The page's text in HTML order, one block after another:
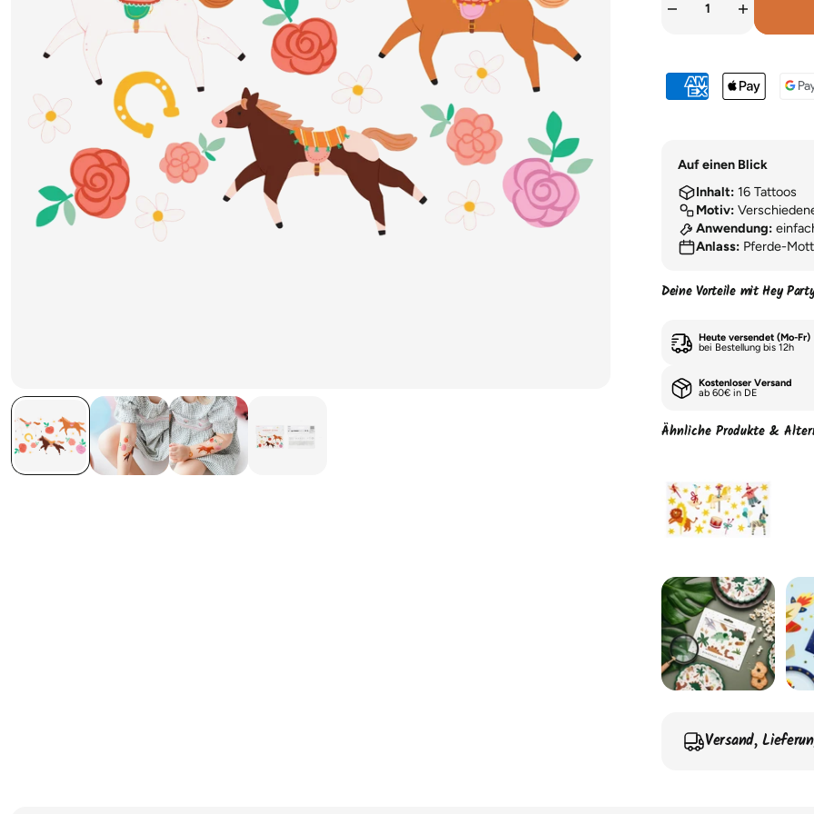
Auf einen Blick
Inhalt: 16 Tattoos
Motiv:
Anwendung:
Anlass: Pferde-
Deine Vorteile mit Hey
Heute versendet (Mo-Fr)
bei Bestellung bis 12h
Kostenloser Versand
ab 60€ in DE
Ähnliche Produkte &
Versand,